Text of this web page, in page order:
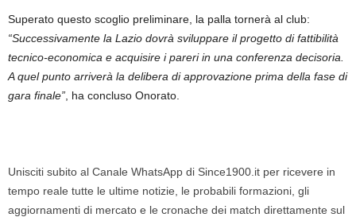
Superato questo scoglio preliminare, la palla tornerà al club:
“Successivamente la Lazio dovrà sviluppare il progetto di fattibilità
tecnico-economica e acquisire i pareri in una conferenza decisoria.
A quel punto arriverà la delibera di approvazione prima della fase di
gara finale” , ha concluso Onorato.
Unisciti subito al Canale WhatsApp di Since1900.it per ricevere in
tempo reale tutte le ultime notizie, le probabili formazioni, gli
aggiornamenti di mercato e le cronache dei match direttamente sul